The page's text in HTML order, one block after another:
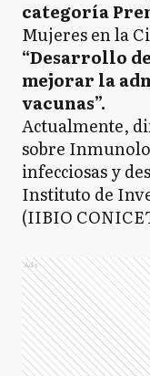
categoría
Mujeres en la
“Desarrollo
mejorar la
vacunas”.
Actualmente,
sobre
infecciosas y
Instituto de
(IIBIO
Ads